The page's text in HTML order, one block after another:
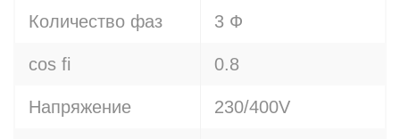
Количество фаз 3 Ф
cos fi 0.8
Напряжение 230/400V